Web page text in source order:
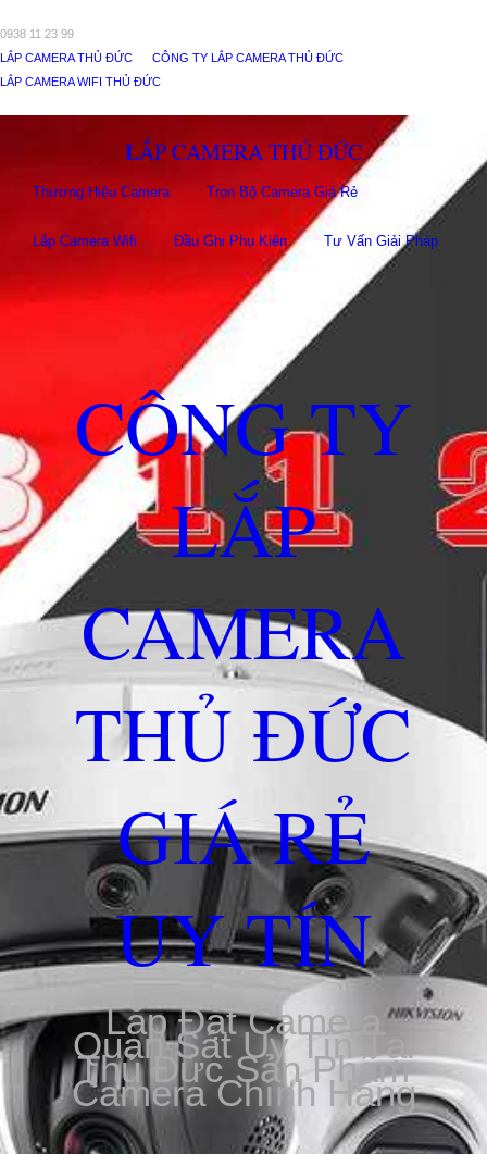
0938 11 23 99
LẮP CAMERA THỦ ĐỨC
CÔNG TY LẮP CAMERA THỦ ĐỨC
LẮP CAMERA WIFI THỦ ĐỨC
LẮP CAMERA THỦ ĐỨC
Thương Hiệu Camera Trọn Bộ Camera Giá Rẻ
Lắp Camera Wifi Đầu Ghi Phụ Kiên Tư Vấn Giải Pháp
CÔNG TY
LẮP
CAMERA
THỦ ĐỨC
GIÁ RẺ
UY TÍN
Lắp Đặt Camera
Quan Sát Uy Tín Tại
Thủ Đức Sản Phẩm
Camera Chính Hãng